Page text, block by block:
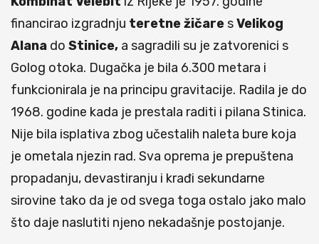
financirao izgradnju teretnežičaresVelikog
Alana do Stinice, a sagradili su je zatvorenici s
Golog otoka. Dugačka je bila 6.300 metara i
funkcionirala je na principu gravitacije. Radila je do
1968. godine kada je prestala raditi i pilana Stinica.
Nije bila isplativa zbog učestalih naleta bure koja
je ometala njezin rad. Sva oprema je prepuštena
propadanju, devastiranju i krađi sekundarne
sirovine tako da je od svega toga ostalo jako malo
što daje naslutiti njeno nekadašnje postojanje.